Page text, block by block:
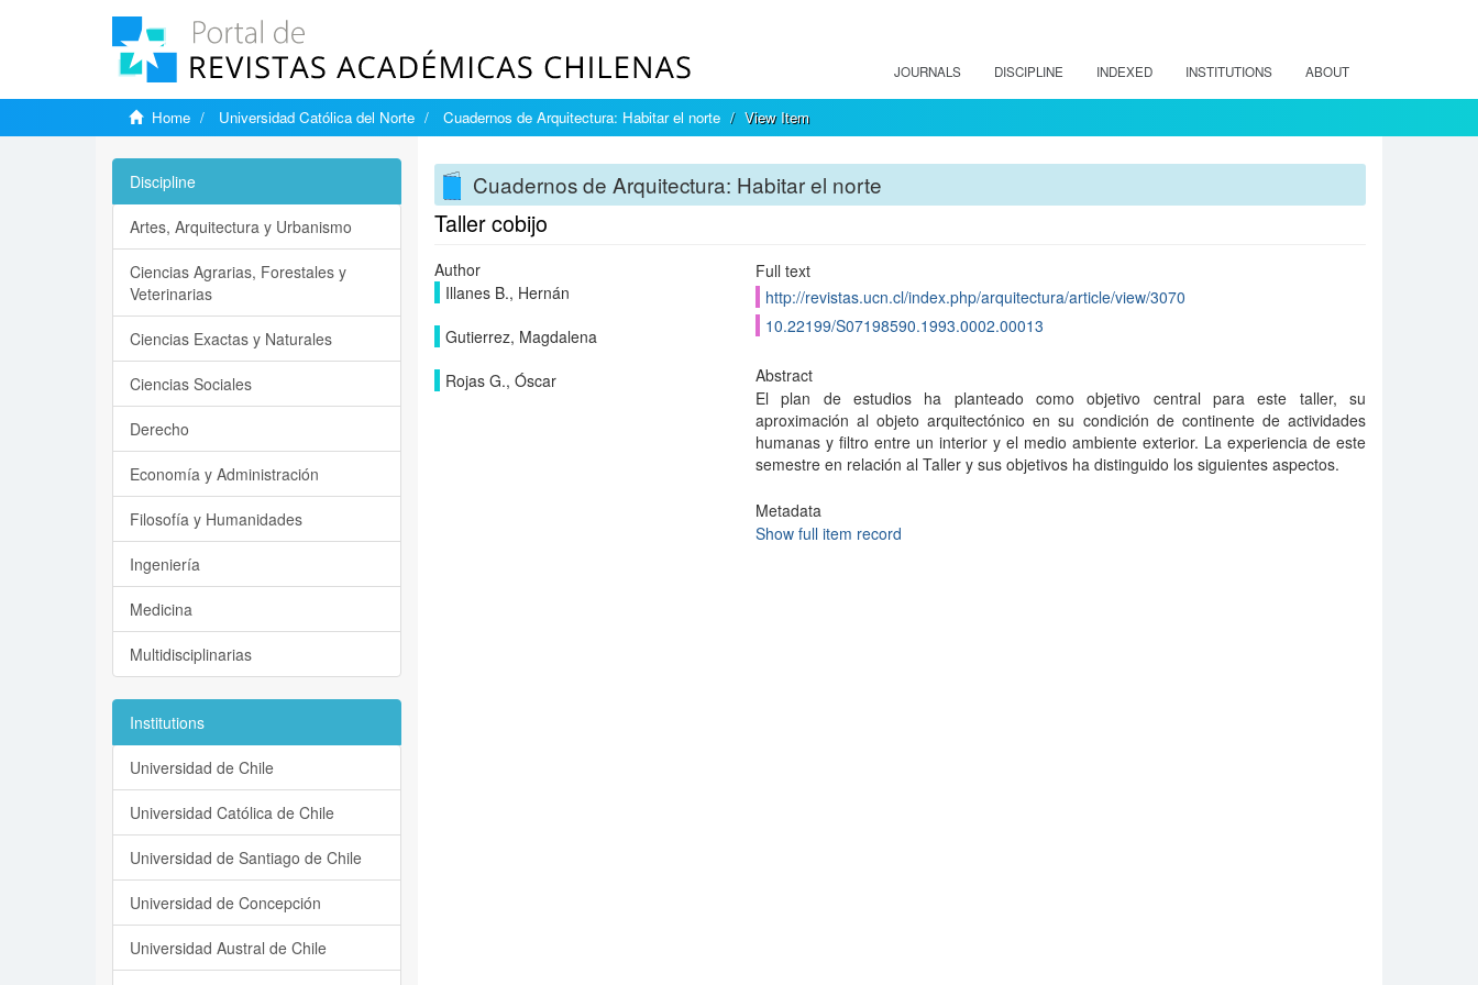
JOURNALS DISCIPLINE INDEXED INSTITUTIONS ABOUT
Home Universidad Católica del Norte Cuadernos de Arquitectura: Habitar el norte View Item
Cuadernos de Arquitectura: Habitar el norte
Taller cobijo
Author
Illanes B., Hernán
Gutierrez, Magdalena
Rojas G., Óscar
Full text
http://revistas.ucn.cl/index.php/arquitectura/article/view/3070
10.22199/S07198590.1993.0002.00013
Abstract
El plan de estudios ha planteado como objetivo central para este taller, su
aproximación al objeto arquitectónico en su condición de continente de actividades
humanas y filtro entre un interior y el medio ambiente exterior. La experiencia de este
semestre en relación al Taller y sus objetivos ha distinguido los siguientes aspectos.
Metadata
Show full item record
Discipline
Artes, Arquitectura y Urbanismo
Ciencias Agrarias, Forestales y
Veterinarias
Ciencias Exactas y Naturales
Ciencias Sociales
Derecho
Economía y Administración
Filosofía y Humanidades
Ingeniería
Medicina
Multidisciplinarias
Institutions
Universidad de Chile
Universidad Católica de Chile
Universidad de Santiago de Chile
Universidad de Concepción
Universidad Austral de Chile